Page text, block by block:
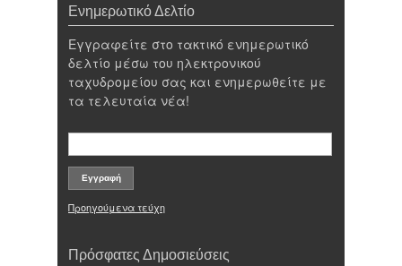
Ενημερωτικό Δελτίο
Εγγραφείτε στο τακτικό ενημερωτικό
δελτίο μέσω του ηλεκτρονικού
ταχυδρομείου σας και ενημερωθείτε με
τα τελευταία νέα!
Προηγούμενα τεύχη
Πρόσφατες Δημοσιεύσεις